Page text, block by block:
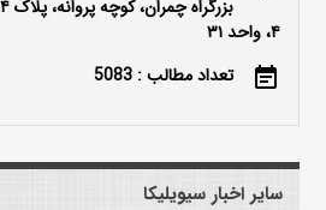
۴، واحد ۳۱
event_note تعداد مطالب : 5083
سایر اخبار سیویلیکا